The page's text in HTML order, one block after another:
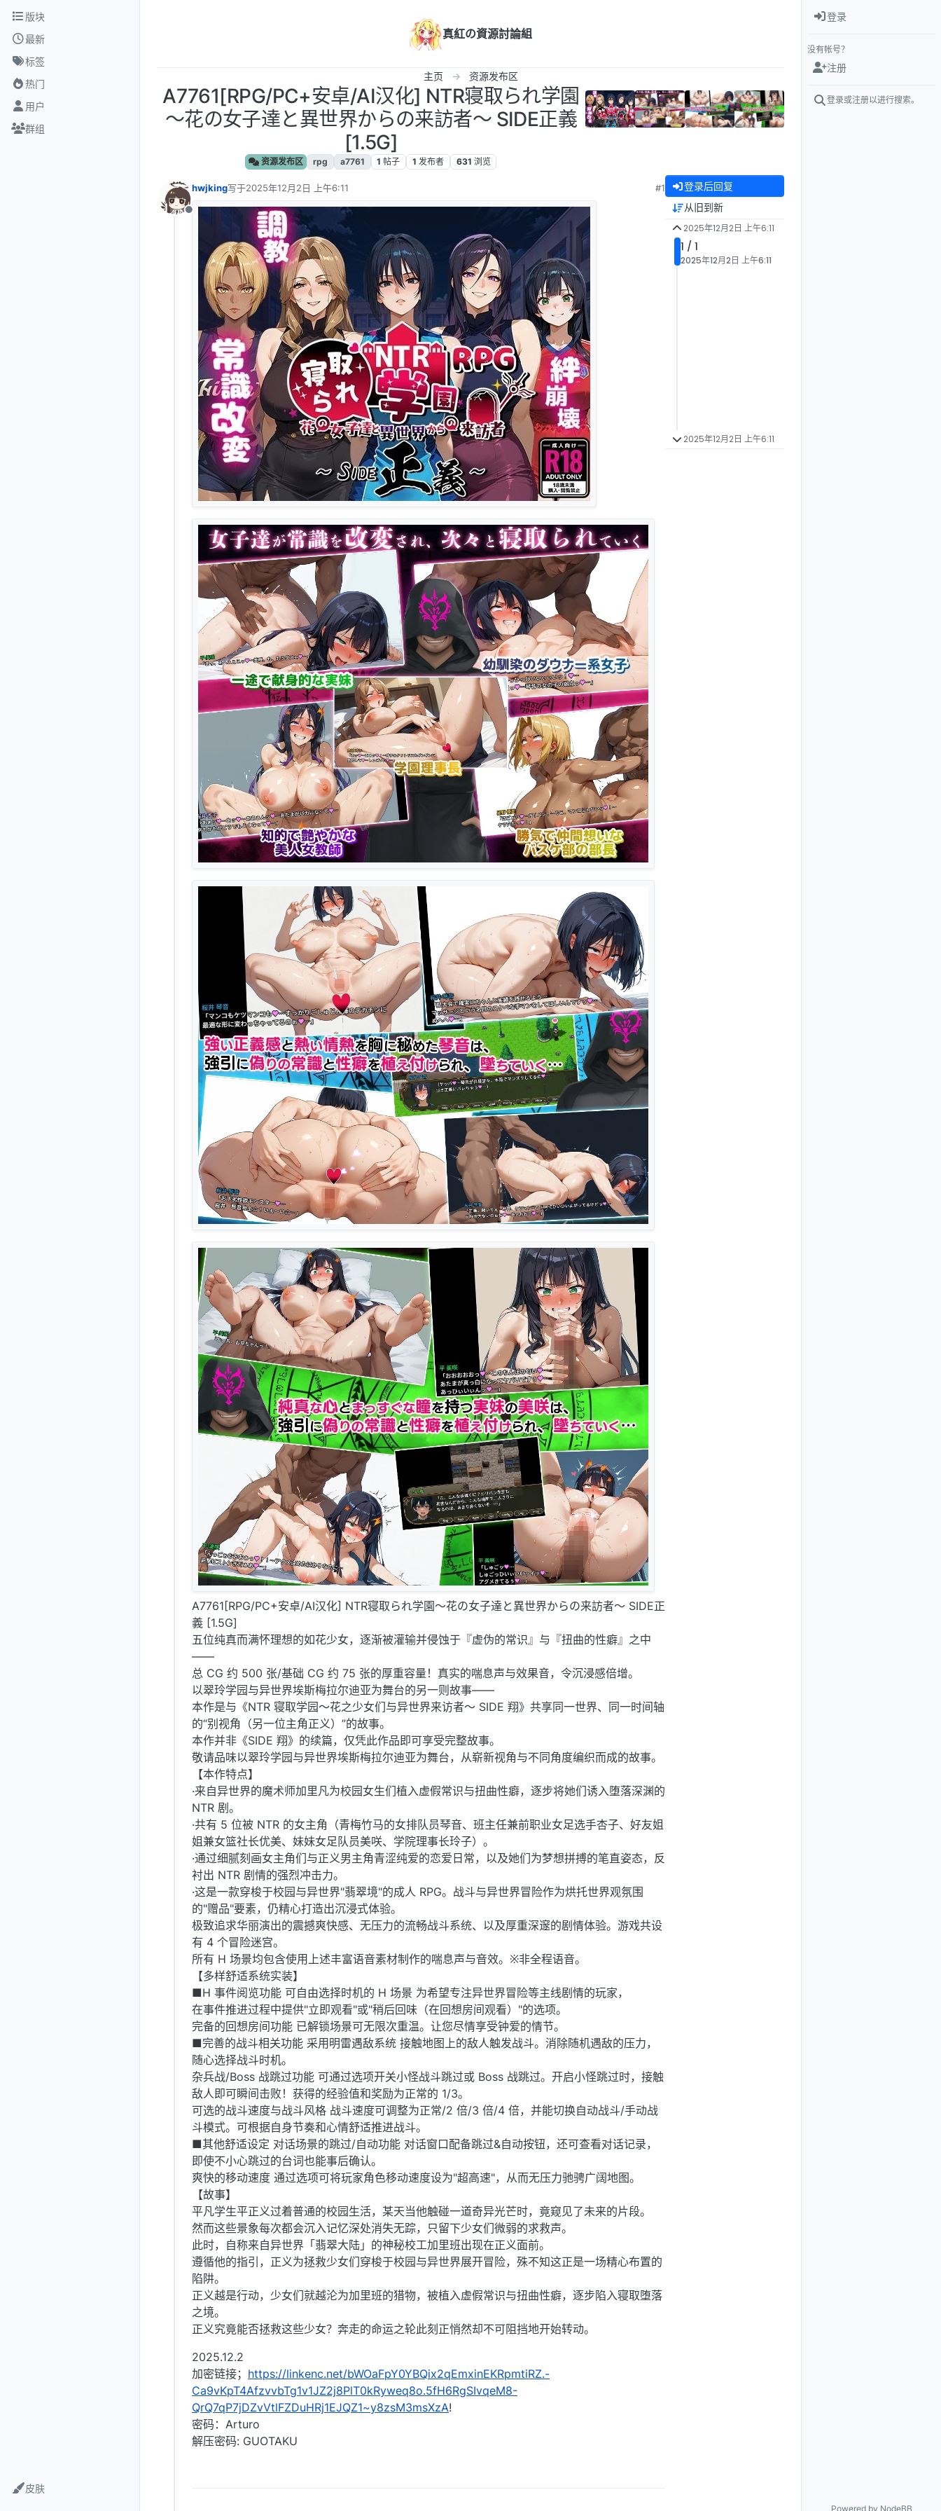
跳转至内容
版块
最新
标签
热门
用户
群组
皮肤
真紅の資源討論組
主页 资源发布区
A7761[RPG/PC+安卓/AI汉化] NTR寝取られ学園
〜花の女子達と異世界からの来訪者〜 SIDE正義
[1.5G]
资源发布区 rpg a7761 1 帖子 1 发布者 631 浏览
离线
hwjking写于2025年12月2日 上午6:11
最后由 编辑
#1
A7761[RPG/PC+安卓/AI汉化] NTR寝取られ学園〜花の女子達と異世界からの来訪者〜 SIDE正
義 [1.5G]
五位纯真而满怀理想的如花少女，逐渐被灌输并侵蚀于『虚伪的常识』与『扭曲的性癖』之中
——
总 CG 约 500 张/基础 CG 约 75 张的厚重容量！真实的喘息声与效果音，令沉浸感倍增。
以翠玲学园与异世界埃斯梅拉尔迪亚为舞台的另一则故事——
本作是与《NTR 寝取学园～花之少女们与异世界来访者～ SIDE 翔》共享同一世界、同一时间轴
的“别视角（另一位主角正义）”的故事。
本作并非《SIDE 翔》的续篇，仅凭此作品即可享受完整故事。
敬请品味以翠玲学园与异世界埃斯梅拉尔迪亚为舞台，从崭新视角与不同角度编织而成的故事。
【本作特点】
·来自异世界的魔术师加里凡为校园女生们植入虚假常识与扭曲性癖，逐步将她们诱入堕落深渊的
NTR 剧。
·共有 5 位被 NTR 的女主角（青梅竹马的女排队员琴音、班主任兼前职业女足选手杏子、好友姐
姐兼女篮社长优美、妹妹女足队员美咲、学院理事长玲子）。
·通过细腻刻画女主角们与正义男主角青涩纯爱的恋爱日常，以及她们为梦想拼搏的笔直姿态，反
衬出 NTR 剧情的强烈冲击力。
·这是一款穿梭于校园与异世界"翡翠境"的成人 RPG。战斗与异世界冒险作为烘托世界观氛围
的"赠品"要素，仍精心打造出沉浸式体验。
极致追求华丽演出的震撼爽快感、无压力的流畅战斗系统、以及厚重深邃的剧情体验。游戏共设
有 4 个冒险迷宫。
所有 H 场景均包含使用上述丰富语音素材制作的喘息声与音效。※非全程语音。
【多样舒适系统实装】
■H 事件阅览功能 可自由选择时机的 H 场景 为希望专注异世界冒险等主线剧情的玩家，
在事件推进过程中提供"立即观看"或"稍后回味（在回想房间观看）"的选项。
完备的回想房间功能 已解锁场景可无限次重温。让您尽情享受钟爱的情节。
■完善的战斗相关功能 采用明雷遇敌系统 接触地图上的敌人触发战斗。消除随机遇敌的压力，
随心选择战斗时机。
杂兵战/Boss 战跳过功能 可通过选项开关小怪战斗跳过或 Boss 战跳过。开启小怪跳过时，接触
敌人即可瞬间击败！获得的经验值和奖励为正常的 1/3。
可选的战斗速度与战斗风格 战斗速度可调整为正常/2 倍/3 倍/4 倍，并能切换自动战斗/手动战
斗模式。可根据自身节奏和心情舒适推进战斗。
■其他舒适设定 对话场景的跳过/自动功能 对话窗口配备跳过&自动按钮，还可查看对话记录，
即使不小心跳过的台词也能事后确认。
爽快的移动速度 通过选项可将玩家角色移动速度设为"超高速"，从而无压力驰骋广阔地图。
【故事】
平凡学生平正义过着普通的校园生活，某天当他触碰一道奇异光芒时，竟窥见了未来的片段。
然而这些景象每次都会沉入记忆深处消失无踪，只留下少女们微弱的求救声。
此时，自称来自异世界「翡翠大陆」的神秘校工加里班出现在正义面前。
遵循他的指引，正义为拯救少女们穿梭于校园与异世界展开冒险，殊不知这正是一场精心布置的
陷阱。
正义越是行动，少女们就越沦为加里班的猎物，被植入虚假常识与扭曲性癖，逐步陷入寝取堕落
之境。
正义究竟能否拯救这些少女？奔走的命运之轮此刻正悄然却不可阻挡地开始转动。
2025.12.2
加密链接； https://linkenc.net/bWOaFpY0YBQix2qEmxinEKRpmtiRZ.-
Ca9vKpT4AfzvvbTg1v1JZ2j8PlT0kRyweq8o.5fH6RgSIvqeM8-
QrQ7qP7jDZvVtlFZDuHRj1EJQZ1~y8zsM3msXzA!
密码：Arturo
解压密码: GUOTAKU
登录后回复
从旧到新
2025年12月2日 上午6:11
1 / 1
2025年12月2日 上午6:11
2025年12月2日 上午6:11
登录
没有帐号？
注册
登录或注册以进行搜索。
Powered by NodeBB